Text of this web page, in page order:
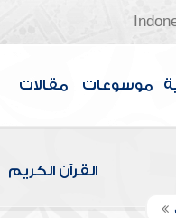
موسوعات مقالات
القرآن الكريم